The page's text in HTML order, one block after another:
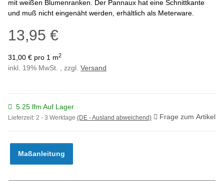
mit weißen Blumenranken. Der Pannaux hat eine Schnittkante
und muß nicht eingenäht werden, erhältlich als Meterware.
13,95 €
31,00 € pro 1 m2
inkl. 19% MwSt. , zzgl. Versand
5.25 lfm Auf Lager
Lieferzeit: 2 - 3 Werktage (DE - Ausland abweichend) Frage zum Artikel
Maßanleitung